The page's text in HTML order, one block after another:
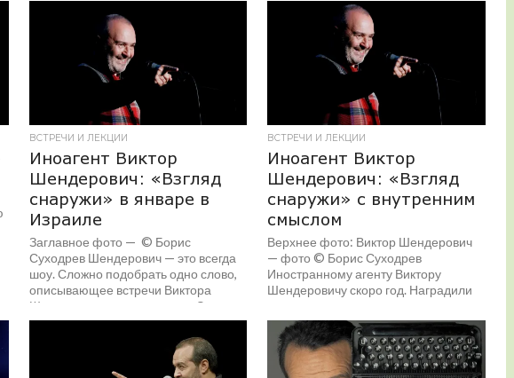
ВСТРЕЧИ И ЛЕКЦИИ
Иноагент Виктор
Шендерович: «Взгляд
снаружи» в январе в
Израиле
Заглавное фото — © Борис
Суходрев Шендерович — это всегда
шоу. Сложно подобрать одно слово,
описывающее встречи Виктора
Шендеровича со зрителями. Это...
ВСТРЕЧИ И ЛЕКЦИИ
Иноагент Виктор
Шендерович: «Взгляд
снаружи» с внутренним
смыслом
Верхнее фото: Виктор Шендерович
— фото © Борис Суходрев
Иностранному агенту Виктору
Шендеровичу скоро год. Наградили
Новогодние...